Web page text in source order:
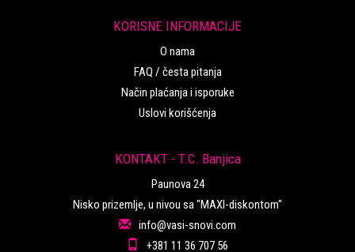
KORISNE INFORMACIJE
O nama
FAQ / česta pitanja
Način plaćanja i isporuke
Uslovi korišćenja
KONTAKT - T.C. Banjica
Paunova 24
Nisko prizemlje, u nivou sa "MAXI-diskontom"
info@vasi-snovi.com
+381 11 36 707 56